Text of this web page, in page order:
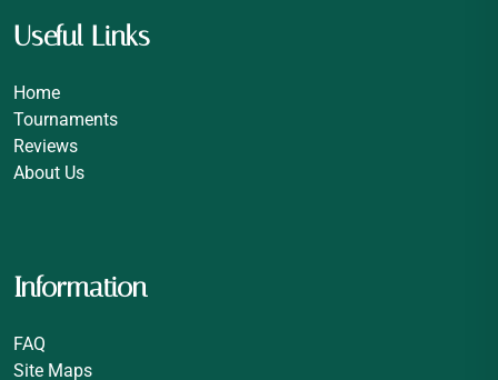
Useful Links
Home
Tournaments
Reviews
About Us
Information
FAQ
Site Maps